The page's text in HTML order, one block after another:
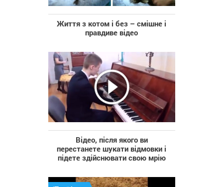
Життя з котом і без – смішне і
правдиве відео
Відео, після якого ви
перестанете шукати відмовки і
підете здійснювати свою мрію